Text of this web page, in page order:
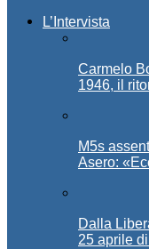
L’Intervista
Carmelo
1946, il
M5s
Asero:
Dalla
25 aprile